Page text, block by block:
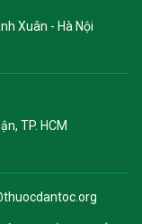
Xuân - Hà Nội
TP. HCM